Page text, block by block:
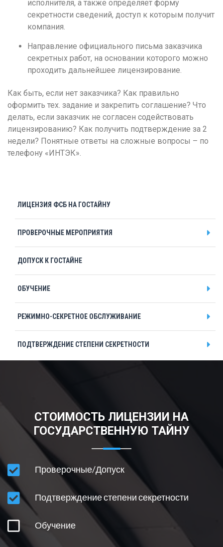
исполнителя, а также определяет форму
секретности сведений, доступ к которым получит
компания.
Направление официального письма заказчика
секретных работ, на основании которого можно
проходить дальнейшее лицензирование.
Как быть, если нет заказчика? Как правильно
оформить тех. задание и закрепить соглашение? Что
делать, если заказчик не согласен содействовать
лицензированию? Как получить подтверждение за 2
недели? Понятные ответы на сложные вопросы – по
телефону «ИНТЭК».
ЛИЦЕНЗИЯ ФСБ НА ГОСТАЙНУ
ПРОВЕРОЧНЫЕ МЕРОПРИЯТИЯ
ДОПУСК К ГОСТАЙНЕ
ОБУЧЕНИЕ
РЕЖИМНО-СЕКРЕТНОЕ ОБСЛУЖИВАНИЕ
ПОДТВЕРЖДЕНИЕ СТЕПЕНИ СЕКРЕТНОСТИ
Подтверждение заказчика секретных работ
СПЕЦИАЛЬНАЯ ЭКСПЕРТИЗА
СРОЧНОЕ ПОЛУЧЕНИЕ
ВНЕСЕНИЕ ИЗМЕНЕНИЙ В ЛИЦЕНЗИЮ
ОГРАНИЧЕНИЯ НА ПОЛУЧЕНИЕ ЛИЦЕНЗИИ
ОСНОВНЫЕ УСЛОВИЯ И ПРОЦЕДУРЫ
ПОНЯТИЕ ГОСТАЙНЫ
СТОИМОСТЬ ЛИЦЕНЗИИ НА
ГОСУДАРСТВЕННУЮ ТАЙНУ
Проверочные/Допуск
Подтверждение степени секретности
Обучение
Чебоксары
Челябинск
Череповец
Чита
Ярославль